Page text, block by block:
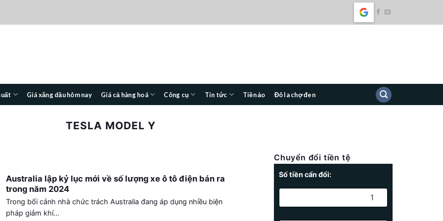
Giá xăng dầu hôm nay Giá cả hàng hoá Công cụ Tin tức Tiền ảo Đô la chợ đen
TESLA MODEL Y
Australia lập kỷ lục mới về số lượng xe ô tô điện bán ra
trong năm 2024
Trong bối cảnh nhà chức trách Australia đang áp dụng nhiều biện
pháp giảm khí...
Chuyển đổi tiền tệ
Số tiền cẩn đổi: